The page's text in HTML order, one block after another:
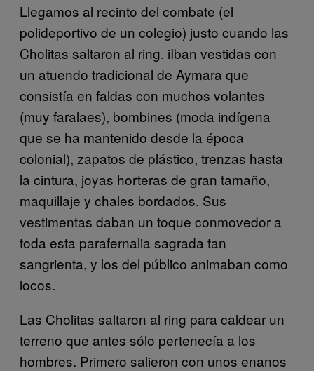
Llegamos al recinto del combate (el
polideportivo de un colegio) justo cuando las
Cholitas saltaron al ring. iIban vestidas con
un atuendo tradicional de Aymara que
consistía en faldas con muchos volantes
(muy faralaes), bombines (moda indígena
que se ha mantenido desde la época
colonial), zapatos de plástico, trenzas hasta
la cintura, joyas horteras de gran tamaño,
maquillaje y chales bordados. Sus
vestimentas daban un toque conmovedor a
toda esta parafernalia sagrada tan
sangrienta, y los del público animaban como
locos.
Las Cholitas saltaron al ring para caldear un
terreno que antes sólo pertenecía a los
hombres. Primero salieron con unos enanos